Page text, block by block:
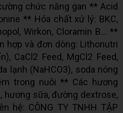
chức năng gan ** Acid
** Hóa chất xử lý: BKC,
Wirkon, Cloramin B... **
hợp và đơn dòng: Lithonutri
CaCl2 Feed, MgCl2 Feed,
lạnh (NaHCO3), soda nóng
trong nuôi ** Các hương
hương sữa, đường dextrose,
hệ: CÔNG TY TNHH TẬP